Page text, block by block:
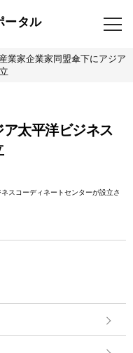
ータル
情報
ライナ情勢対応情報
産業家企業家同盟傘下にアジア
太平洋ビジネス
スコーディネートセンターが設立さ